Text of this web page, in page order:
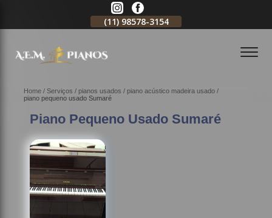
(11) 98578-3154
Home Serviços pianos usados
piano acústico madeira usado
piano pequeno usado Sumaré
Piano Pequeno Usado Sumaré